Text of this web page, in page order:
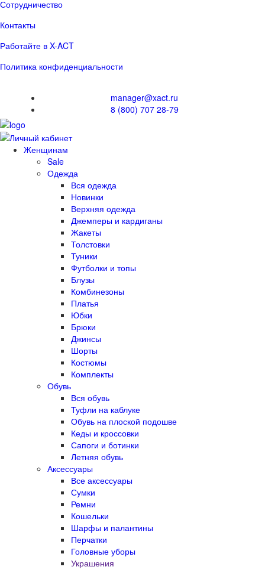
Сотрудничество
Контакты
Работайте в X-ACT
Политика конфиденциальности
manager@xact.ru
8 (800) 707 28-79
Женщинам
Sale
Одежда
Вся одежда
Новинки
Верхняя одежда
Джемперы и кардиганы
Жакеты
Толстовки
Туники
Футболки и топы
Блузы
Комбинезоны
Платья
Юбки
Брюки
Джинсы
Шорты
Костюмы
Комплекты
Обувь
Вся обувь
Туфли на каблуке
Обувь на плоской подошве
Кеды и кроссовки
Сапоги и ботинки
Летняя обувь
Аксессуары
Все аксессуары
Сумки
Ремни
Кошельки
Шарфы и палантины
Перчатки
Головные уборы
Украшения